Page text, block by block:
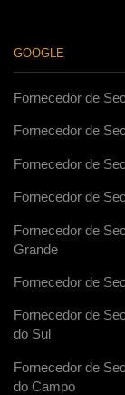
GOOGLE
Fornecedor de
Fornecedor de
Fornecedor de
Fornecedor de
Fornecedor de
Grande
Fornecedor de
Fornecedor de
do Sul
Fornecedor de
do Campo